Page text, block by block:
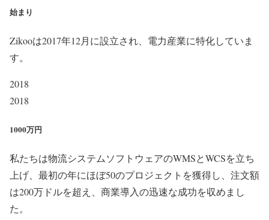
始まり
Zikooは2017年12月に設立され、電力産業に特化していま
す。
2018
2018
1000万円
私たちは物流システムソフトウェアのWMSとWCSを立ち
上げ、最初の年にほぼ50のプロジェクトを獲得し、注文額
は200万ドルを超え、商業導入の迅速な成功を収めまし
た。